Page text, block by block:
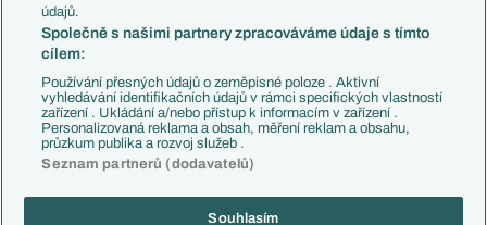
Chelsea FC
Manchester United
AC Milán
Juventus FC
Bayern Mnichov
FC Barcelona
Real Madrid
údajů.
Společně s našimi partnery zpracováváme údaje s tímto
cílem:
Používání přesných údajů o zeměpisné poloze . Aktivní
vyhledávání identifikačních údajů v rámci specifických vlastností
zařízení . Ukládání a/nebo přístup k informacím v zařízení .
Personalizovaná reklama a obsah, měření reklam a obsahu,
průzkum publika a rozvoj služeb .
Seznam partnerů (dodavatelů)
Souhlasím